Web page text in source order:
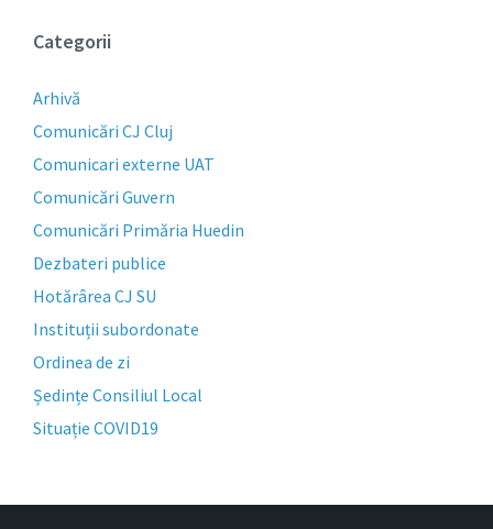
Categorii
Arhivă
Comunicări CJ Cluj
Comunicari externe UAT
Comunicări Guvern
Comunicări Primăria Huedin
Dezbateri publice
Hotărârea CJ SU
Instituții subordonate
Ordinea de zi
Ședințe Consiliul Local
Situație COVID19